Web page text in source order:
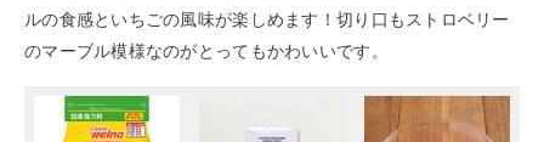
ルの食感といちごの風味が楽しめます！切り口もストロベリー
のマーブル模様なのがとってもかわいいです。